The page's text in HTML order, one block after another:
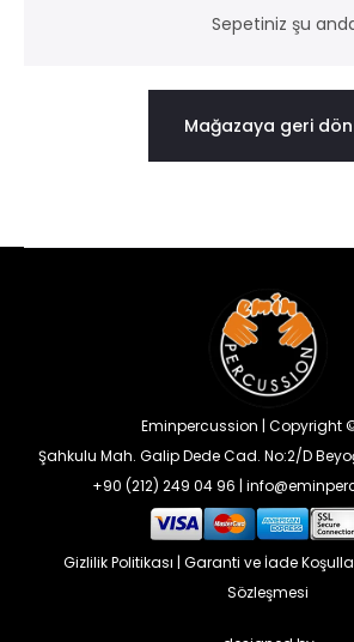
Sepetiniz şu
Mağazaya geri dön
Eminpercussion | Copyright
Şahkulu Mah. Galip Dede Cad. No:2/D
+90 (212) 249 04 96 |
Gizlilik Politikası | Garanti ve İade
Sözleşmesi